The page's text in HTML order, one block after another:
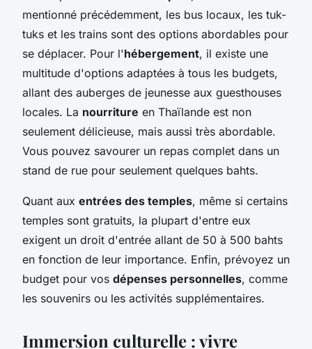
mentionné précédemment, les bus locaux, les tuk-
tuks et les trains sont des options abordables pour
se déplacer. Pour l'hébergement, il existe une
multitude d'options adaptées à tous les budgets,
allant des auberges de jeunesse aux guesthouses
locales. La nourriture en Thaïlande est non
seulement délicieuse, mais aussi très abordable.
Vous pouvez savourer un repas complet dans un
stand de rue pour seulement quelques bahts.
Quant aux entrées des temples, même si certains
temples sont gratuits, la plupart d'entre eux
exigent un droit d'entrée allant de 50 à 500 bahts
en fonction de leur importance. Enfin, prévoyez un
budget pour vos dépenses personnelles, comme
les souvenirs ou les activités supplémentaires.
Immersion culturelle : vivre